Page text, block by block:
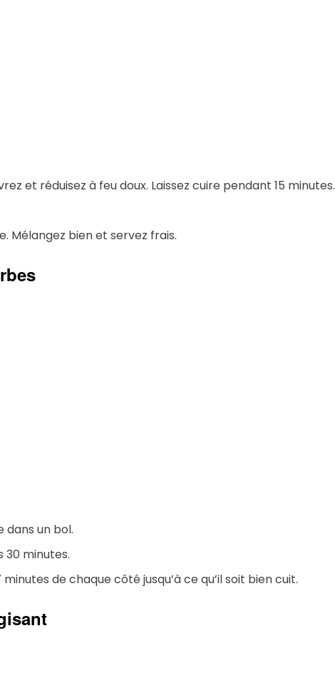
et réduisez à feu doux. Laissez cuire pendant 15 minutes.
Mélangez bien et servez frais.
dans un bol.
30 minutes.
de chaque côté jusqu’à ce qu’il soit bien cuit.